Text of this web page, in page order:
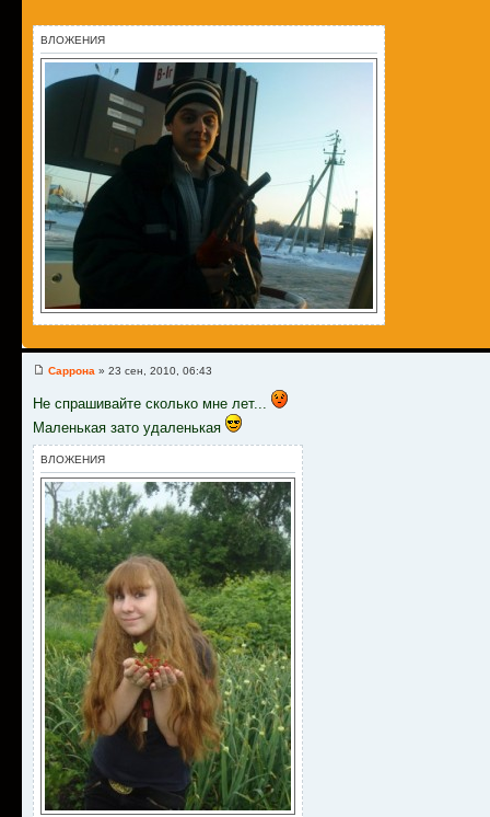
ВЛОЖЕНИЯ
Саррона » 23 сен, 2010, 06:43
Не спрашивайте сколько мне лет...
Маленькая зато удаленькая
ВЛОЖЕНИЯ